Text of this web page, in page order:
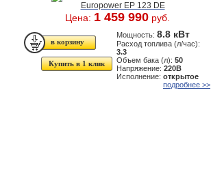
Цена: 1 459 990руб.
Купить в 1 клик
Мощность: 8.8 кВт
Расход топлива (л/час):
3.3
Объем бака (л): 50
Напряжение: 220В
Исполнение: открытое
подробнее >>